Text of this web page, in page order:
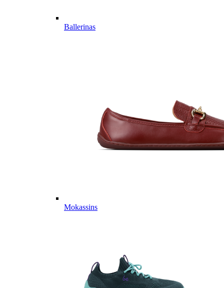
Ballerinas
Mokassins